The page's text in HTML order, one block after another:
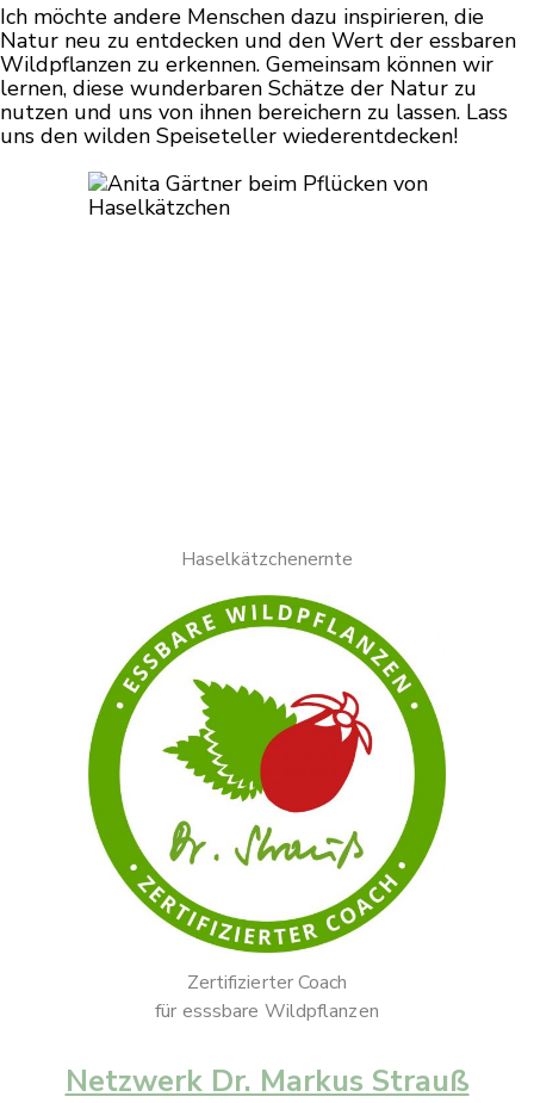
Ich möchte andere Menschen dazu inspirieren, die
Natur neu zu entdecken und den Wert der essbaren
Wildpflanzen zu erkennen. Gemeinsam können wir
lernen, diese wunderbaren Schätze der Natur zu
nutzen und uns von ihnen bereichern zu lassen. Lass
uns den wilden Speiseteller wiederentdecken!
Haselkätzchenernte
Zertifizierter Coach
für esssbare Wildpflanzen
Netzwerk Dr. Markus Strauß